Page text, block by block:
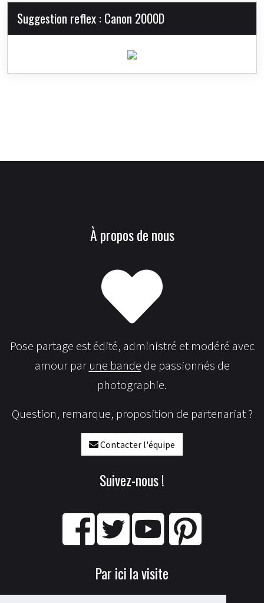
Suggestion reflex : Canon 2000D
À propos de nous
Pose partage est édité, administré et modéré avec
amour par une bande de passionnés de
photographie.
Question, remarque, proposition de partenariat ?
Contacter l'équipe
Suivez-nous !
Par ici la visite